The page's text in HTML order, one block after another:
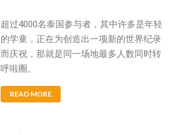
超过4000名泰国参与者，其中许多是年轻
的学童，正在为创造出一项新的世界纪录
而庆祝，那就是同一场地最多人数同时转
呼啦圈。
READ MORE